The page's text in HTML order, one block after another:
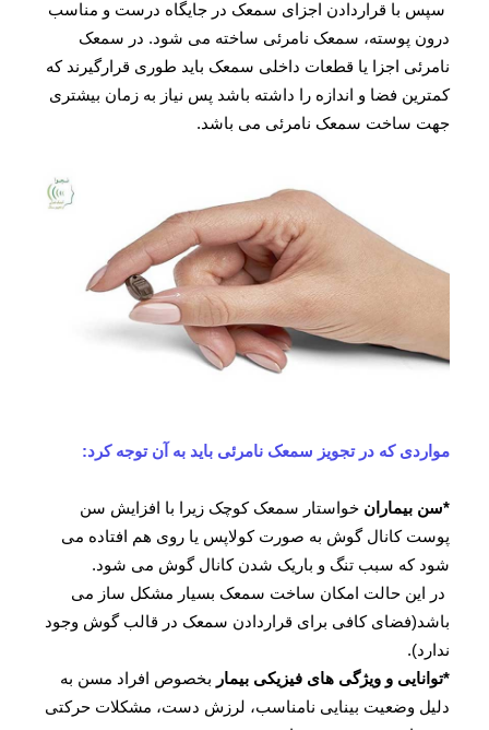
سپس با قراردادن اجزای سمعک در جایگاه درست و مناسب
درون پوسته، سمعک نامرئی ساخته می شود. در سمعک
نامرئی اجزا یا قطعات داخلی سمعک باید طوری قرارگیرند که
کمترین فضا و اندازه را داشته باشد پس نیاز به زمان بیشتری
جهت ساخت سمعک نامرئی می باشد.
مواردی که در تجویز سمعک نامرئی باید به آن توجه کرد:
*سن بیماران خواستار سمعک کوچک زیرا با افزایش سن
پوست کانال گوش به صورت کولاپس یا روی هم افتاده می
شود که سبب تنگ و باریک شدن کانال گوش می شود.
در این حالت امکان ساخت سمعک بسیار مشکل ساز می
باشد(فضای کافی برای قراردادن سمعک در قالب گوش وجود
ندارد).
*توانایی و ویژگی های فیزیکی بیمار بخصوص افراد مسن به
دلیل وضعیت بینایی نامناسب، لرزش دست، مشکلات حرکتی